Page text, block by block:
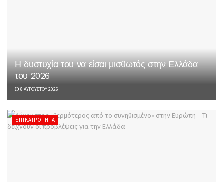
Η δυστυχία του να είσαι μισθωτός στην Ελλάδα
του 2026
8 ΑΥΓΟΎΣΤΟΥ 2026
ΕΠΙΚΑΙΡΌΤΗΤΑ